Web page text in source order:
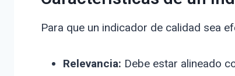
Para que un indicador de calidad sea
Relevancia: Debe estar alineado